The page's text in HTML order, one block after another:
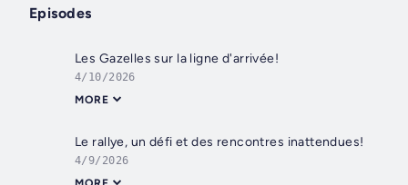
Episodes
Les Gazelles sur la ligne d'arrivée!
4/10/2026
MORE
Le rallye, un défi et des rencontres inattendues!
4/9/2026